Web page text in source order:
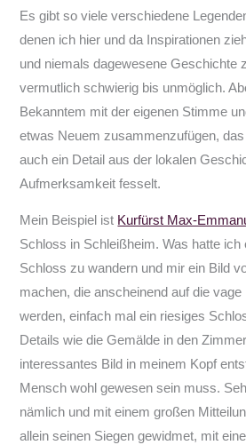
Es gibt so viele verschiedene
denen ich hier und da Inspirationen
und niemals dagewesene Geschichte
vermutlich schwierig bis unmöglich.
Bekanntem mit der eigenen Stimme
etwas Neuem zusammenzufügen,
auch ein Detail aus der lokalen
Aufmerksamkeit fesselt.
Mein Beispiel ist Kurfürst Max-
Schloss in Schleißheim. Was hatte ich
Schloss zu wandern und mir ein Bild
machen, die anscheinend auf die
werden, einfach mal ein riesiges
Details wie die Gemälde in den
interessantes Bild in meinem Kopf
Mensch wohl gewesen sein muss.
nämlich und mit einem großen
allein seinen Siegen gewidmet, mit